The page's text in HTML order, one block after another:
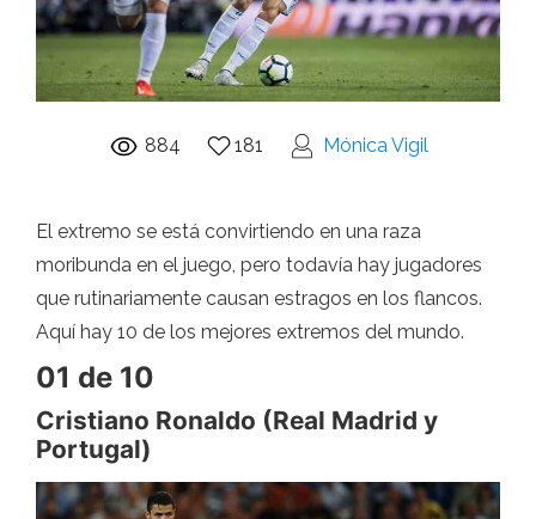
884 181 Mónica Vigil
El extremo se está convirtiendo en una raza
moribunda en el juego, pero todavía hay jugadores
que rutinariamente causan estragos en los flancos.
Aquí hay 10 de los mejores extremos del mundo.
01 de 10
Cristiano Ronaldo (Real Madrid y
Portugal)